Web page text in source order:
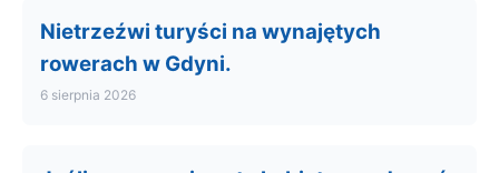
Nietrzeźwi turyści na wynajętych
rowerach w Gdyni.
6 sierpnia 2026